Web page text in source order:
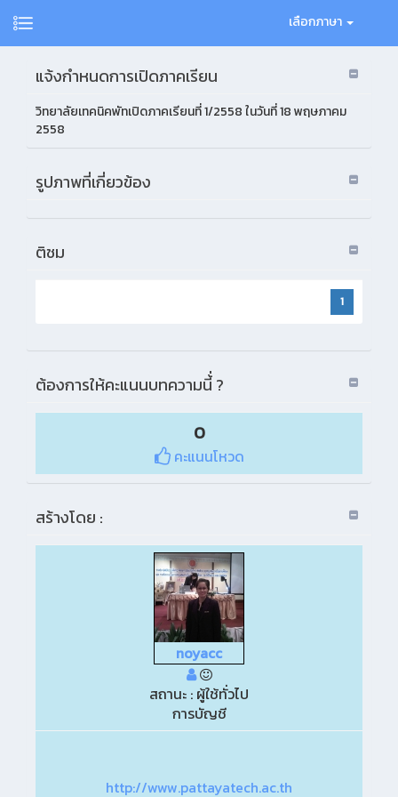
เลือกภาษา
แจ้งกำหนดการเปิดภาคเรียน
วิทยาลัยเทคนิคพัทเปิดภาคเรียนที่ 1/2558 ในวันที่ 18 พฤษภาคม
2558
รูปภาพที่เกี่ยวข้อง
ติชม
1
ต้องการให้คะแนนบทความนี้่ ?
0
คะแนนโหวด
สร้างโดย :
noyacc
สถานะ : ผู้ใช้ทั่วไป
การบัญชี
http://www.pattayatech.ac.th